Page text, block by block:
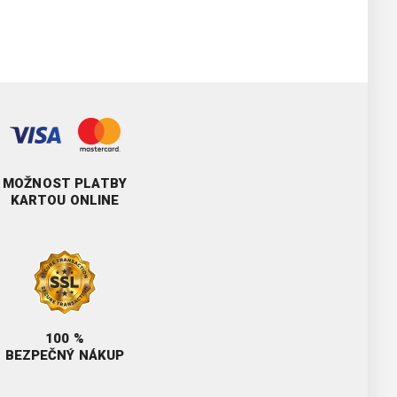
MOŽNOST PLATBY
KARTOU ONLINE
100 %
BEZPEČNÝ NÁKUP